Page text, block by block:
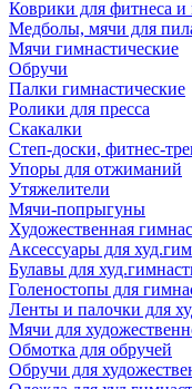
Коврики для фитнеса и
Медболы, мячи для
Мячи гимнастические
Обручи
Палки гимнастические
Ролики для пресса
Скакалки
Степ-доски, фитнес-
Упоры для отжиманий
Утяжелители
Мячи-попрыгуны
Художественная
Аксессуары для
Булавы для
Голеностопы для
Ленты и палочки для
Мячи для
Обмотка для обручей
Обручи для